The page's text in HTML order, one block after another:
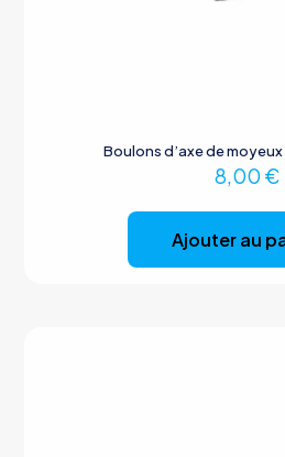
Boulons d’axe de moyeux
8,00 €
Ajouter au